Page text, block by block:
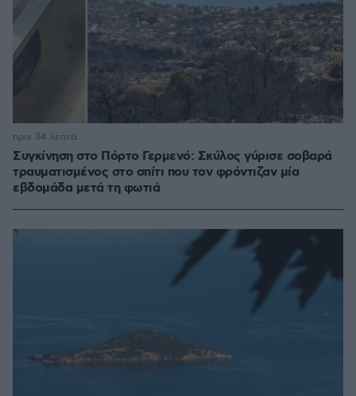
Συγκίνηση στο Πόρτο Γερμενό: Σκύλος γύρισε σοβαρά
τραυματισμένος στο σπίτι που τον φρόντιζαν μία
εβδομάδα μετά τη φωτιά
πριν 34 λεπτά